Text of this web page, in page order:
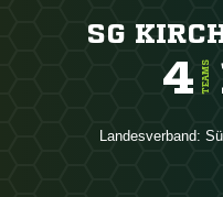
SG
4 TEAMS
Landesverband: